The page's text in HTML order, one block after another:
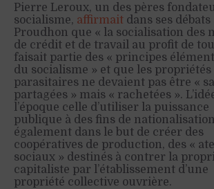
Pierre Leroux, un des pères
socialisme, affirmait dans ses débats
Proudhon que « la socialisation des
de crédit et de travail au profit de
faisait partie des « principes
du socialisme » et que les propriétés
parasitaires ne devaient pas être «
partagées » mais « rachetées ».
l’époque celle d’utiliser la puissance
publique à des fins de
également dans le but de créer des
coopératives de production, des «
sociaux » destinés à contrer la
capitaliste par l’établissement d’une
propriété collective ouvrière.